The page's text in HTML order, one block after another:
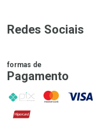
Redes Sociais
formas de
Pagamento
PIX MasterCard
VISA
Hipercard